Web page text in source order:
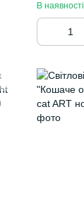
В наявності